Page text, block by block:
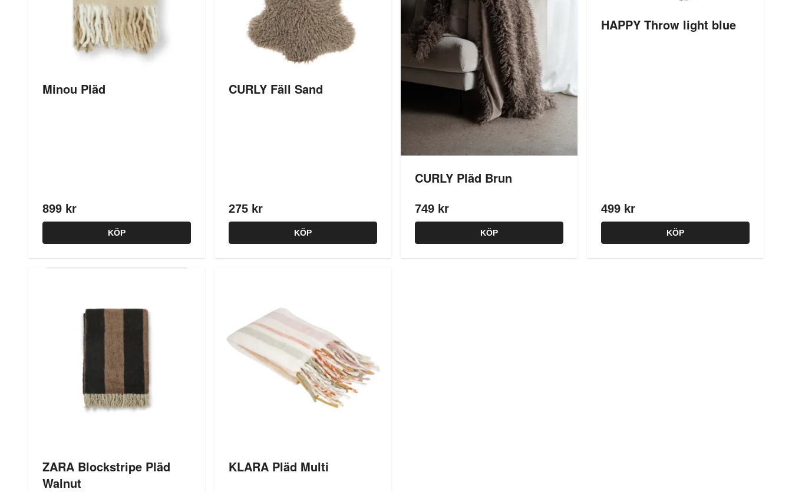
Minou Pläd
899 kr
KÖP
CURLY Fäll Sand
275 kr
KÖP
CURLY Pläd Brun
749 kr
KÖP
HAPPY Throw light blue
499 kr
KÖP
ZARA Blockstripe Pläd
Walnut
KLARA Pläd Multi